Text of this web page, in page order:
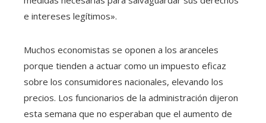
e intereses legítimos».
Muchos economistas se oponen a los aranceles
porque tienden a actuar como un impuesto eficaz
sobre los consumidores nacionales, elevando los
precios. Los funcionarios de la administración dijeron
esta semana que no esperaban que el aumento de